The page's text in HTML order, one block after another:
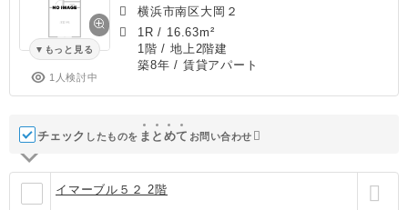
もっと見る
1人検討中
横浜市南区大岡２
1R / 16.63m²
1階 / 地上2階建
築8年 / 賃貸アパート
チェック したものを ま と めて お問い合わせ
イマーブル５２ 2階